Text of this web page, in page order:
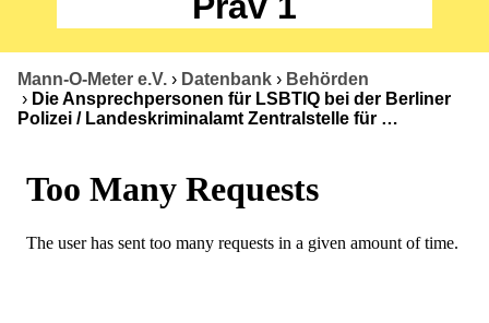
Mann-O-Meter e.V. › Datenbank › Behörden
› Die Ansprechpersonen für LSBTIQ bei der Berliner
Polizei / Landeskriminalamt Zentralstelle für …